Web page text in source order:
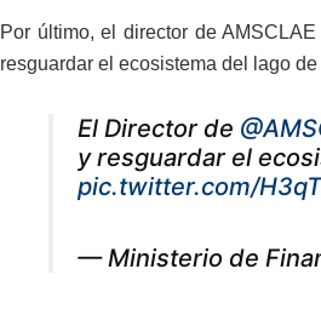
Por último, el director de
resguardar el ecosistema del lago de
El Director de
y resguardar el
pic.twitter.com/
— Ministerio de